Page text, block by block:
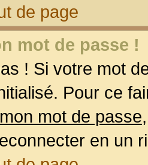
de page
mot de passe !
! Si votre mot
Pour ce
mot de passe
en un